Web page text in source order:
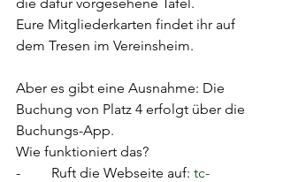
Eure Mitgliederkarten findet ihr auf
dem Tresen im Vereinsheim.
Aber es gibt eine Ausnahme: Die
Buchung von Platz 4 erfolgt über die
Buchungs-App.
Wie funktioniert das?
-	Ruft die Webseite auf: tc-